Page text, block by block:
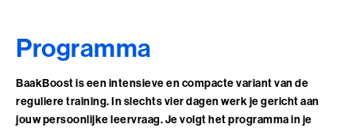
Leidinggeven aan eigenwijze Professionals
Leidinggeven aan eigenwijze Professionals (BaakBoost)
Leren Leiden
Programma
BaakBoost is een intensieve en compacte variant van de
reguliere training. In slechts vier dagen werk je gericht aan
jouw persoonlijke leervraag. Je volgt het programma in je